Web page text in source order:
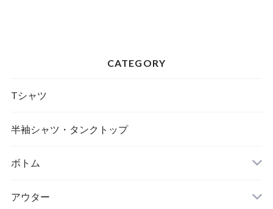
CATEGORY
Tシャツ
半袖シャツ・タンクトップ
ボトム
アウター